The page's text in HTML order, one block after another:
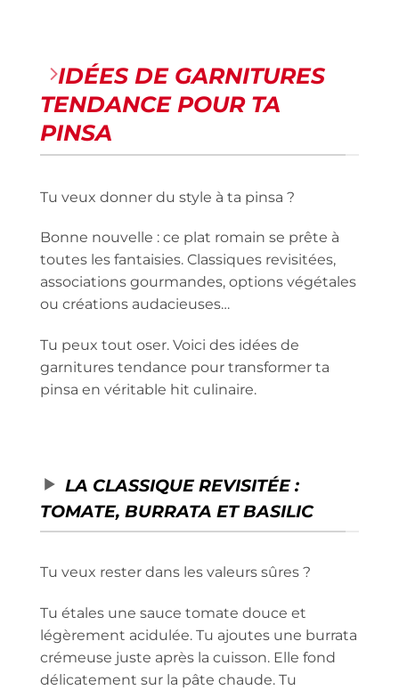
IDÉES DE GARNITURES
TENDANCE POUR TA
PINSA
Tu veux donner du style à ta pinsa ?
Bonne nouvelle : ce plat romain se prête à
toutes les fantaisies. Classiques revisitées,
associations gourmandes, options végétales
ou créations audacieuses…
Tu peux tout oser. Voici des idées de
garnitures tendance pour transformer ta
pinsa en véritable hit culinaire.
LA CLASSIQUE REVISITÉE :
TOMATE, BURRATA ET BASILIC
Tu veux rester dans les valeurs sûres ?
Tu étales une sauce tomate douce et
légèrement acidulée. Tu ajoutes une burrata
crémeuse juste après la cuisson. Elle fond
délicatement sur la pâte chaude. Tu